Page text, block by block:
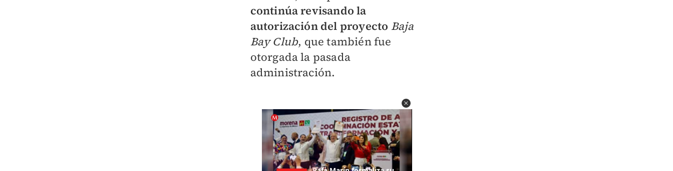
continúa revisando la
autorización del proyecto Baja
Bay Club, que también fue
otorgada la pasada
administración.